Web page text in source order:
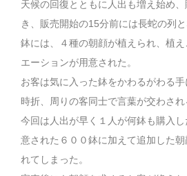
天候の回復とともに人出も増え始め
き、販売開始の15分前には長蛇の列と
鉢には、４種の朝顔が植えられ、植
エーションが用意された。
お客は気に入った鉢をかわるがわる手
時折、周りの客同士で言葉が交わされ
今回は人出が早く１人が何鉢も購入
意された６００鉢に加えて追加した
れてしまった。